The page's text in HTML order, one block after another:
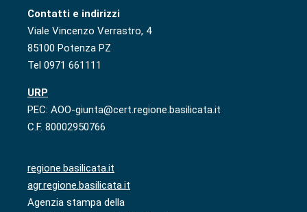
Contatti e indirizzi
Viale Vincenzo Verrastro, 4
85100 Potenza PZ
Tel 0971 661111
URP
PEC: AOO-giunta@cert.regione.basilicata.it
C.F. 80002950766
regione.basilicata.it
agr.regione.basilicata.it
Agenzia stampa della